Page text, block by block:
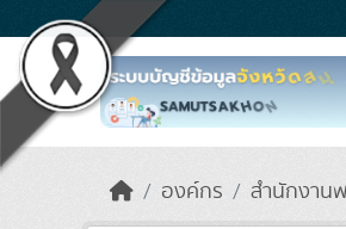
Skip to main content
องค์กร สำนักงาน